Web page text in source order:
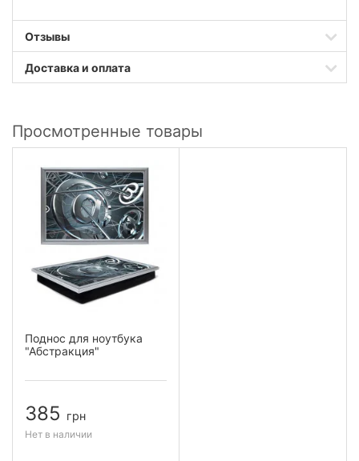
Отзывы
Доставка и оплата
Просмотренные товары
Поднос для ноутбука
"Абстракция"
385 грн
Нет в наличии